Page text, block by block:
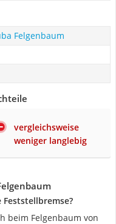
Felgenbaum
vergleichsweise
weniger langlebig
beim Felgenbaum von